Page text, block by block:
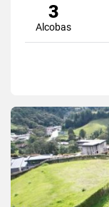
3
Alcobas